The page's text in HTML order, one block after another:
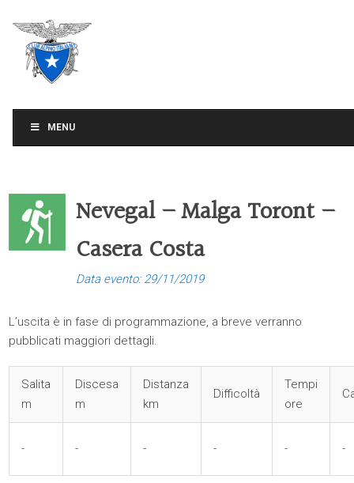
MENU
Nevegal – Malga Toront –
Casera Costa
Data evento: 29/11/2019
L’uscita è in fase di programmazione, a breve verranno
pubblicati maggiori dettagli.
Salita
m
Discesa
m
Distanza
km
Difficoltà
Tempi
ore
- - - - - -